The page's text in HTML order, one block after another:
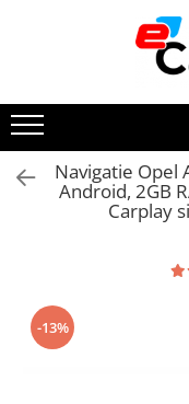
Summer sale
Navigatie dedicata
Navigatii
Navigatii Ford
Navigatii Opel
Navigatie Opel
Android, 2GB
Carplay
-13%